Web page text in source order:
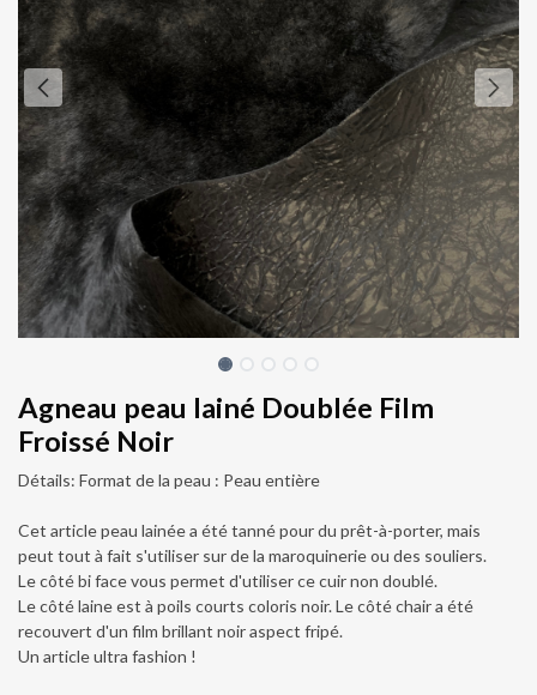
Agneau peau lainé Doublée Film
Froissé Noir
Détails: Format de la peau : Peau entière
Cet article peau lainée a été tanné pour du prêt-à-porter, mais
peut tout à fait s'utiliser sur de la maroquinerie ou des souliers.
Le côté bi face vous permet d'utiliser ce cuir non doublé.
Le côté laine est à poils courts coloris noir. Le côté chair a été
recouvert d'un film brillant noir aspect fripé.
Un article ultra fashion !